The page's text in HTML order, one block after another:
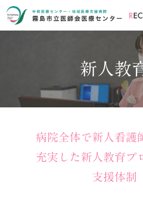
新人教
病院全体で新人看護
充実した新人教育プ
支援体制